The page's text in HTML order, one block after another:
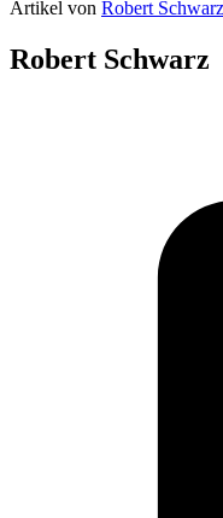
Artikel von Robert Schwarz
Robert Schwarz